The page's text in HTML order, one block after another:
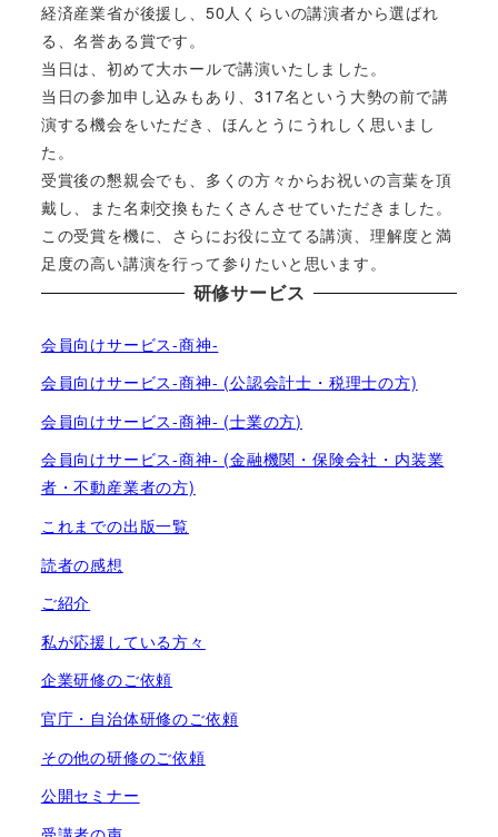
経済産業省が後援し、50人くらいの講演者から選ばれ
る、名誉ある賞です。
当日は、初めて大ホールで講演いたしました。
当日の参加申し込みもあり、317名という大勢の前で講
演する機会をいただき、ほんとうにうれしく思いまし
た。
受賞後の懇親会でも、多くの方々からお祝いの言葉を頂
戴し、また名刺交換もたくさんさせていただきました。
この受賞を機に、さらにお役に立てる講演、理解度と満
足度の高い講演を行って参りたいと思います。
研修サービス
会員向けサービス-商神-
会員向けサービス-商神- (公認会計士・税理士の方)
会員向けサービス-商神- (士業の方)
会員向けサービス-商神- (金融機関・保険会社・内装業
者・不動産業者の方)
これまでの出版一覧
読者の感想
ご紹介
私が応援している方々
企業研修のご依頼
官庁・自治体研修のご依頼
その他の研修のご依頼
公開セミナー